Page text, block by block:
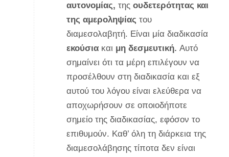
αυτονομίας, της ουδετερότητας και
της αμεροληψίας του
διαμεσολαβητή. Είναι μία διαδικασία
εκούσια και μη δεσμευτική. Αυτό
σημαίνει ότι τα μέρη επιλέγουν να
προσέλθουν στη διαδικασία και εξ
αυτού του λόγου είναι ελεύθερανα
αποχωρήσουν σε οποιοδήποτε
σημείο της διαδικασίας, εφόσον το
επιθυμούν. Καθ’ όλη τη διάρκεια της
διαμεσολάβησης τίποτα δεν είναι